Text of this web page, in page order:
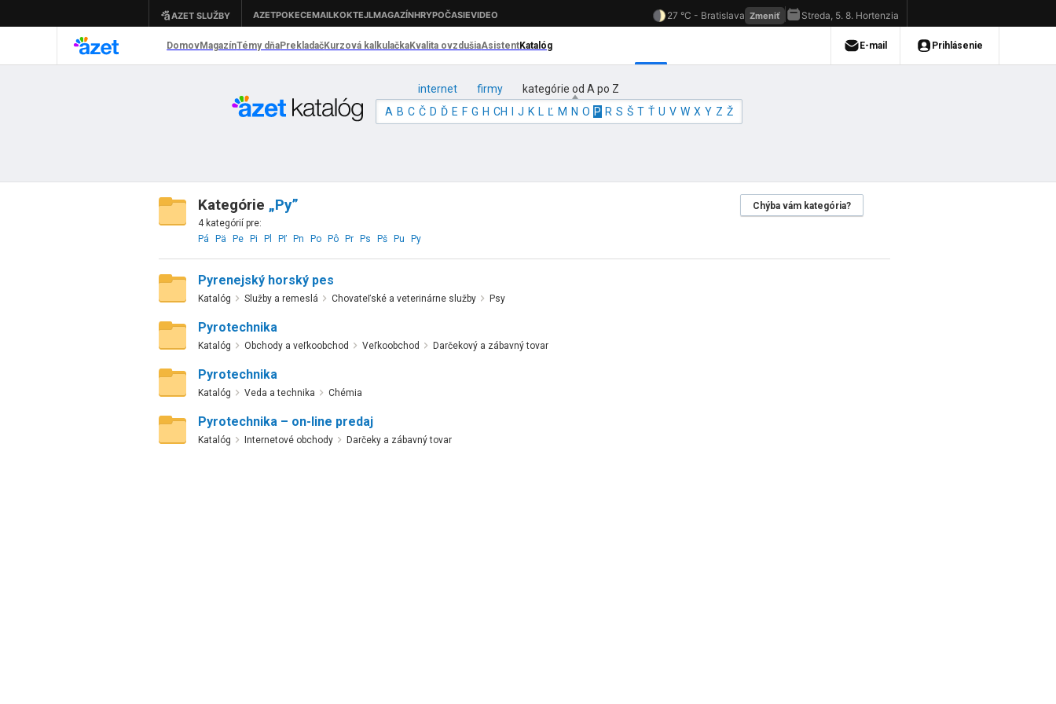
internet firmy
kategórie od A po Z
A B C Č D Ď E F G H CH J K L Ľ M N O P R S Š T Ť U V W X Y Z Ž
Kategórie „Py”
Chýba vám kategória?
4 kategórií pre:
Pá
Pä Pe Pi Pl Pľ Pn Po Pô Pr Ps Pš Pu Py
Pyrenejský horský pes
Katalóg Služby a remeslá Chovateľské a veterinárne služby Psy
Pyrotechnika
Katalóg Obchody a veľkoobchod Veľkoobchod Darčekový a zábavný tovar
Pyrotechnika
Katalóg Veda a technika Chémia
Pyrotechnika – on-line predaj
Katalóg Internetové obchody Darčeky a zábavný tovar